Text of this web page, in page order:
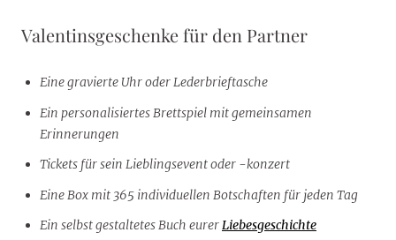
Valentinsgeschenke für den Partner
Eine gravierte Uhr oder Lederbrieftasche
Ein personalisiertes Brettspiel mit gemeinsamen
Erinnerungen
Tickets für sein Lieblingsevent oder -konzert
Eine Box mit 365 individuellen Botschaften für jeden Tag
Ein selbst gestaltetes Buch eurerLiebesgeschichte